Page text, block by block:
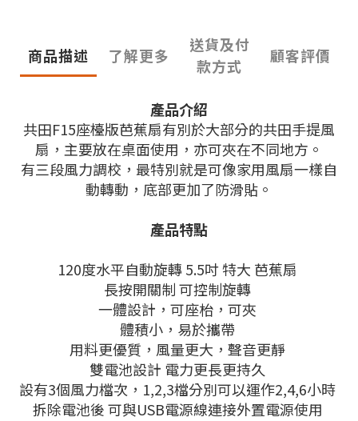
商品描述 了解更多
送貨及付
款方式
顧客評價
產品介紹
共田F15座檯版芭蕉扇有別於大部分的共田手提風
扇，主要放在桌面使用，亦可夾在不同地方。
有三段風力調校，最特別就是可像家用風扇一樣自
動轉動，底部更加了防滑貼。
產品特點
120度水平自動旋轉 5.5吋 特大 芭蕉扇
長按開關制 可控制旋轉
一體設計，可座枱，可夾
體積小，易於攜帶
用料更優質，風量更大，聲音更靜
雙電池設計 電力更長更持久
設有3個風力檔次，1,2,3檔分別可以運作2,4,6小時
拆除電池後 可與USB電源線連接外置電源使用